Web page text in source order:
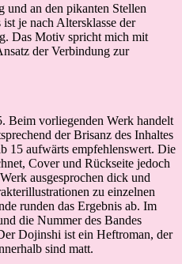
und an den pikanten Stellen
je nach Altersklasse der
Das Motiv spricht mich mit
der Verbindung zur
Beim vorliegenden Werk handelt
der Brisanz des Inhaltes
15 aufwärts empfehlenswert. Die
Cover und Rückseite jedoch
ausgesprochen dick und
zu einzelnen
runden das Ergebnis ab. Im
die Nummer des Bandes
Dojinshi ist ein Heftroman, der
sind matt.